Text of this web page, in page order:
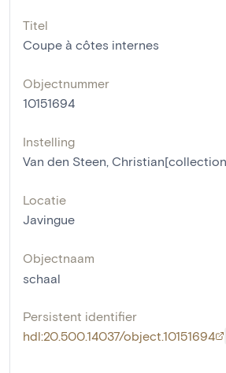
Titel
Coupe à côtes internes
Objectnummer
10151694
Instelling
Van den Steen,
Locatie
Javingue
Objectnaam
schaal
Persistent identifier
hdl:20.500.14037/object.10151694